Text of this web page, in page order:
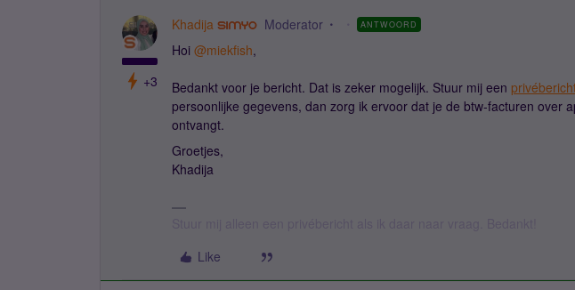
+3
Khadija Moderator ANTWOORD
Hoi ​ @miekfish,
Bedankt voor je bericht. Dat is zeker mogelijk. Stuur mij een
persoonlijke gegevens, dan zorg ik ervoor dat je de btw-facturen over
ontvangt.
Groetjes,
Khadija
Like